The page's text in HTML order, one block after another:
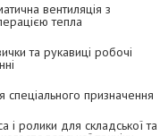
вентиляція з
тепла
та рукавиці робочі
спеціального призначення
і ролики для складської та